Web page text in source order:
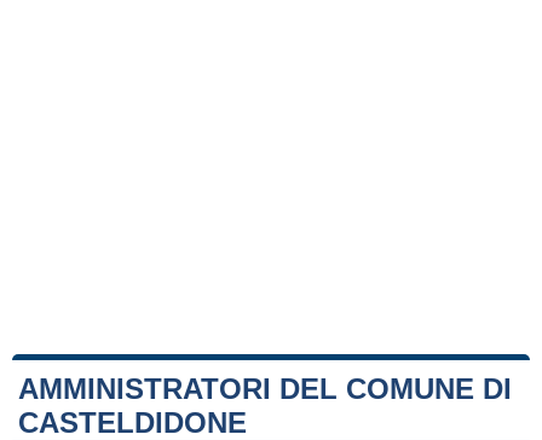
AMMINISTRATORI DEL COMUNE DI
CASTELDIDONE